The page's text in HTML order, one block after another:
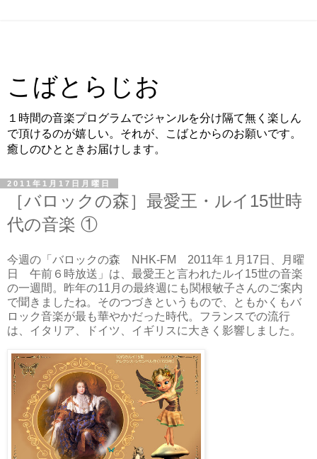
こばとらじお
１時間の音楽プログラムでジャンルを分け隔て無く楽しん
で頂けるのが嬉しい。それが、こばとからのお願いです。
癒しのひとときお届けします。
2011年1月17日月曜日
［バロックの森］最愛王・ルイ15世時
代の音楽 ①
今週の「バロックの森 NHK-FM 2011年１月17日、月曜
日 午前６時放送」は、最愛王と言われたルイ15世の音楽
の一週間。昨年の11月の最終週にも関根敏子さんのご案内
で聞きましたね。そのつづきというもので、ともかくもバ
ロック音楽が最も華やかだった時代。フランスでの流行
は、イタリア、ドイツ、イギリスに大きく影響しました。